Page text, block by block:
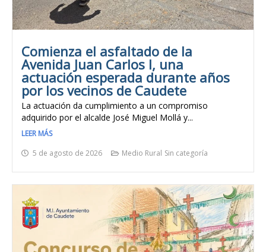
Comienza el asfaltado de la
Avenida Juan Carlos I, una
actuación esperada durante años
por los vecinos de Caudete
La actuación da cumplimiento a un compromiso
adquirido por el alcalde José Miguel Mollá y...
LEER MÁS
5 de agosto de 2026
Medio Rural Sin categoría